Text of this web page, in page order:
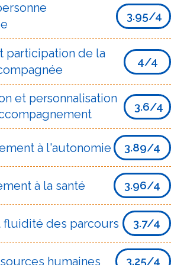
3.95/4
participation de la
4/4
et personnalisation
3.6/4
à l'autonomie 3.89/4
à la santé 3.96/4
fluidité des parcours 3.7/4
humaines 3.25/4